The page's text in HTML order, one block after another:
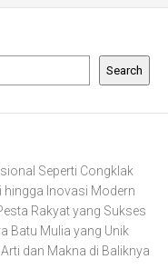
Search
Seperti Congklak
hingga Inovasi Modern
Rakyat yang Sukses
Batu Mulia yang Unik
dan Makna di Baliknya